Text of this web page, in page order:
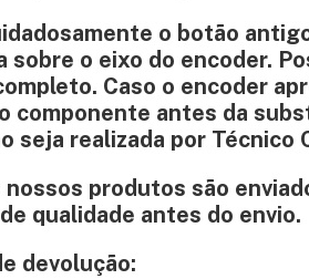
o botão
sobre o eixo do encoder.
Caso o encoder
componente antes da
seja realizada por Técnico
nossos produtos são
qualidade antes do envio.
devolução: